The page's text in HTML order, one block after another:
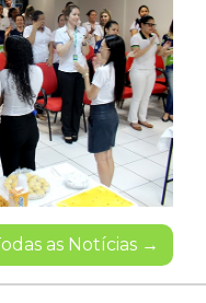
as Notícias →